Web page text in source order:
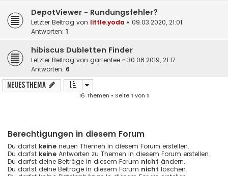
DepotViewer - Rundungsfehler?
Letzter Beitrag von little.yoda « 09.03.2020, 21:01
Antworten: 1
hibiscus Dubletten Finder
Letzter Beitrag von gartenfee « 30.08.2019, 21:17
Antworten: 6
Neues Thema
16 Themen • Seite1 von 1
Berechtigungen in diesem Forum
Du darfst keine neuen Themen in diesem Forum erstellen.
Du darfst keine Antworten zu Themen in diesem Forum erstellen.
Du darfst deine Beiträge in diesem Forum nicht ändern.
Du darfst deine Beiträge in diesem Forum nicht löschen.